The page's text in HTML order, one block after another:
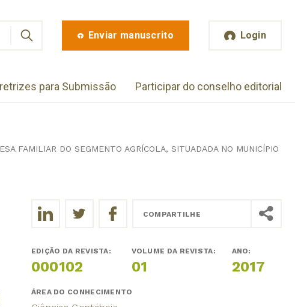
Enviar manuscrito Login
para Submissão Participar do conselho editorial
FAMILIAR DO SEGMENTO AGRÍCOLA, SITUADADA NO MUNICÍPIO
COMPARTILHE
EDIÇÃO DA REVISTA:
000102
VOLUME DA REVISTA:
01
ANO:
2017
ÁREA DO CONHECIMENTO